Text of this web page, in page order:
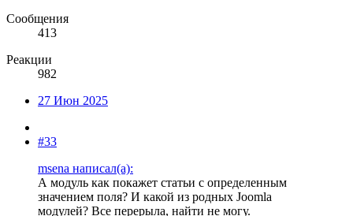
Сообщения
413
Реакции
982
27 Июн 2025
#33
msena написал(а):
А модуль как покажет статьи с определенным
значением поля? И какой из родных Joomla
модулей? Все перерыла, найти не могу.